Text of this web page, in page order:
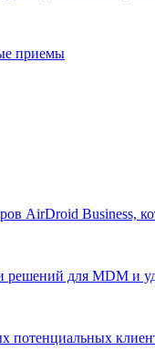
приемы
AirDroid Business,
решений для MDM и
потенциальных